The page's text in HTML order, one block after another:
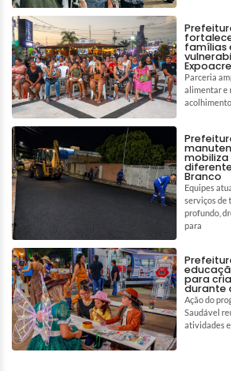
famílias
Parceria
alimentar e
mobiliza
Branco
Equipes
serviços de
profundo,
para
para
durante
Ação do
Saudável
atividades